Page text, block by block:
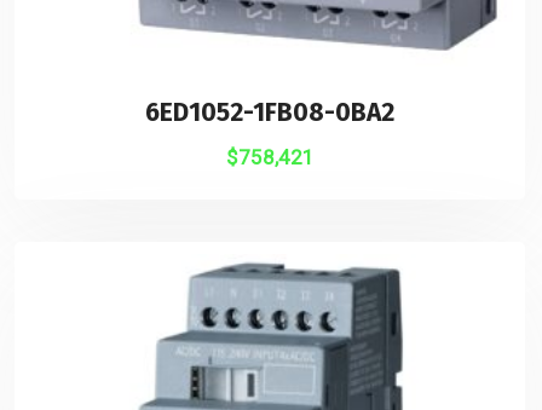
6ED1052-1FB08-0BA2
$758,421